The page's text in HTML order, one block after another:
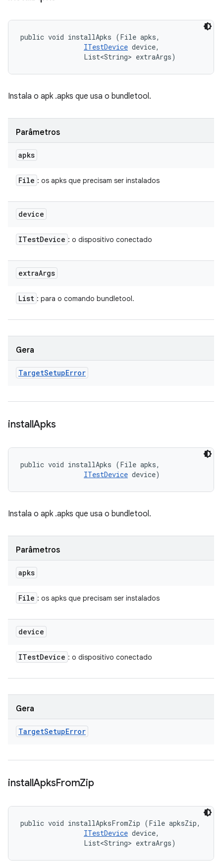
public void installApks (File apks,
ITestDevice device,
                List<String> extraArgs)
Instala o apk .apks que usa o bundletool.
Parâmetros
apks
File : os apks que precisam ser instalados
device
ITestDevice : o dispositivo conectado
extraArgs
List : para o comando bundletool.
Gera
TargetSetupError
installApks
public void installApks (File apks,
ITestDevice device)
Instala o apk .apks que usa o bundletool.
Parâmetros
apks
File : os apks que precisam ser instalados
device
ITestDevice : o dispositivo conectado
Gera
TargetSetupError
installApksFromZip
public void installApksFromZip (File apksZip,
ITestDevice device,
                List<String> extraArgs)